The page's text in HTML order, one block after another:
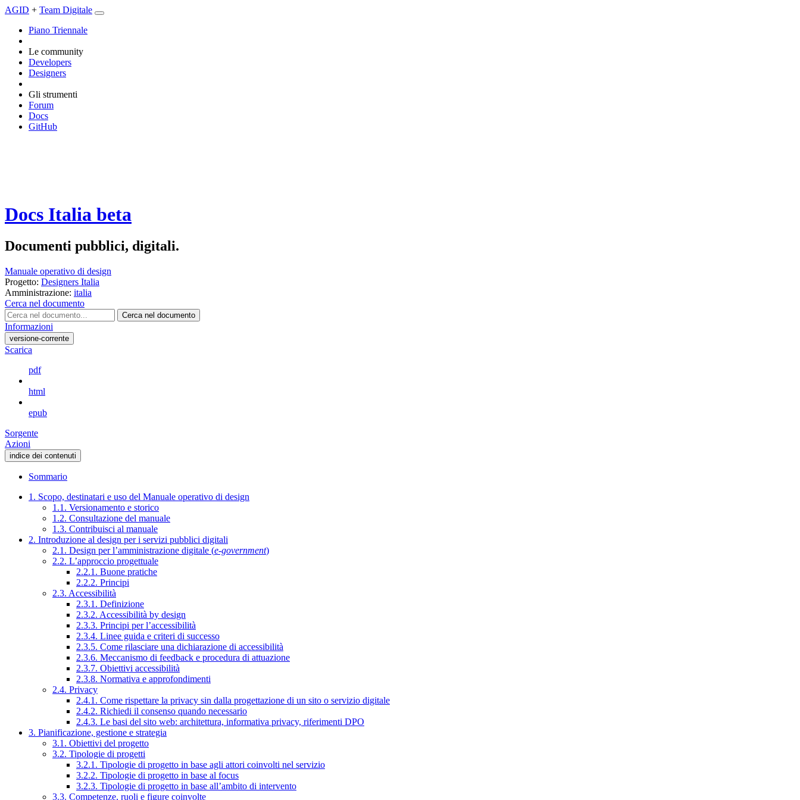
AGID + Team Digitale
Piano Triennale
Le community
Developers
Designers
Gli strumenti
Forum
Docs
GitHub
Docs Italia beta
Documenti pubblici, digitali.
Manuale operativo di design
Progetto: Designers Italia
Amministrazione: italia
Cerca nel documento
Cerca nel documento
Informazioni
versione-corrente
Scarica
pdf
html
epub
Sorgente
Azioni
indice dei contenuti
Sommario
1. Scopo, destinatari e uso del Manuale operativo di design
1.1. Versionamento e storico
1.2. Consultazione del manuale
1.3. Contribuisci al manuale
2. Introduzione al design per i servizi pubblici digitali
2.1. Design per l’amministrazione digitale (e-government)
2.2. L’approccio progettuale
2.2.1. Buone pratiche
2.2.2. Principi
2.3. Accessibilità
2.3.1. Definizione
2.3.2. Accessibilità by design
2.3.3. Principi per l’accessibilità
2.3.4. Linee guida e criteri di successo
2.3.5. Come rilasciare una dichiarazione di accessibilità
2.3.6. Meccanismo di feedback e procedura di attuazione
2.3.7. Obiettivi accessibilità
2.3.8. Normativa e approfondimenti
2.4. Privacy
2.4.1. Come rispettare la privacy sin dalla progettazione di un sito o servizio digitale
2.4.2. Richiedi il consenso quando necessario
2.4.3. Le basi del sito web: architettura, informativa privacy, riferimenti DPO
3. Pianificazione, gestione e strategia
3.1. Obiettivi del progetto
3.2. Tipologie di progetti
3.2.1. Tipologie di progetto in base agli attori coinvolti nel servizio
3.2.2. Tipologie di progetto in base al focus
3.2.3. Tipologie di progetto in base all’ambito di intervento
3.3. Competenze, ruoli e figure coinvolte